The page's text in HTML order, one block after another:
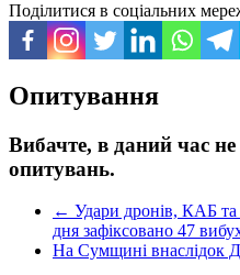
Поділитися в соціальних
Опитування
Вибачте, в даний час
опитувань.
← Удари дронів, КАБ
дня зафіксовано 47
На Сумщині внаслідок